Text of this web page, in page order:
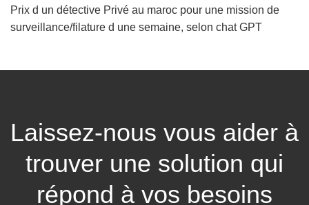
Prix d un détective Privé au maroc pour une mission de
surveillance/filature d une semaine, selon chat GPT
Laissez-nous vous aider à
trouver une solution qui
répond à vos besoins